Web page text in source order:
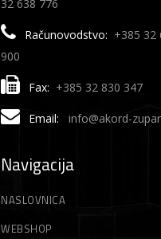
32 638 776
Računovodstvo: +385 32
900
Fax: +385 32 830 347
Email: info@akord-
Navigacija
NASLOVNICA
WEBSHOP